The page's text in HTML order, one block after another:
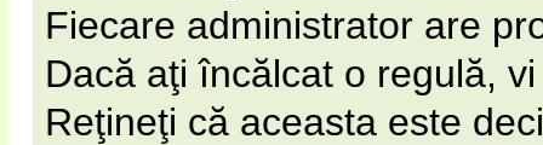
Fiecare administrator are
Dacă aţi încălcat o regulă,
Reţineţi că aceasta este